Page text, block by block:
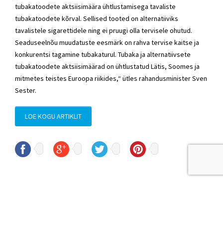
tubakatoodete aktsiisimäära ühtlustamisega tavaliste
tubakatoodete kõrval. Sellised tooted on alternatiiviks
tavalistele sigarettidele ning ei pruugi olla tervisele ohutud.
Seaduseelnõu muudatuste eesmärk on rahva tervise kaitse ja
konkurentsi tagamine tubakaturul. Tubaka ja alternatiivsete
tubakatoodete aktsiisimäärad on ühtlustatud Lätis, Soomes ja
mitmetes teistes Euroopa riikides,“ ütles rahandusminister Sven
Sester.
LOE KOGU ARTIKLIT